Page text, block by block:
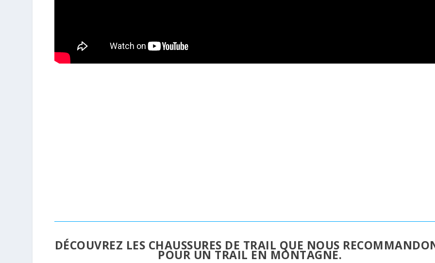
DÉCOUVREZ LES CHAUSSURES DE TRAIL QUE NOUS
POUR UN TRAIL EN MONTAGNE.